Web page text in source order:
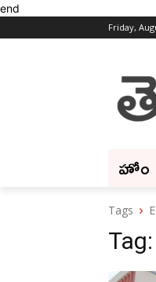
end
Friday,
హోం
Tags
Tag: